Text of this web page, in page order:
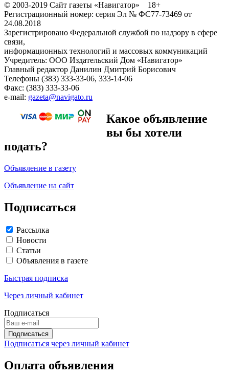
© 2003-2019 Сайт газеты «Навигатор» 18+
Регистрационный номер: серия Эл № ФС77-73469 от
24.08.2018
Зарегистрировано Федеральной службой по надзору в сфере
связи,
информационных технологий и массовых коммуникаций
Учредитель: ООО Издательский Дом «Навигатор»
Главный редактор Данилин Дмитрий Борисович
Телефоны (383) 333-33-06, 333-14-06
Факс: (383) 333-33-06
e-mail: gazeta@navigato.ru
Какое объявление
вы бы хотели
подать?
Объявление в газету
Объявление на сайт
Подписаться
Рассылка
Новости
Статьи
Объявления в газете
Быстрая подписка
Через личный кабинет
Подписаться
Подписаться через личный кабинет
Оплата объявления